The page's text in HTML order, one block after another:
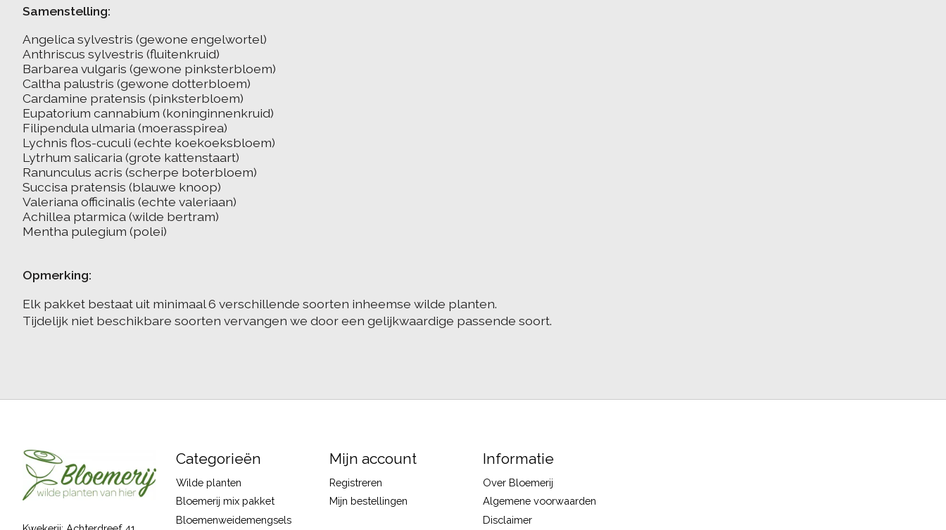
Samenstelling:
Angelica sylvestris (gewone engelwortel)
Anthriscus sylvestris (fluitenkruid)
Barbarea vulgaris (gewone pinksterbloem)
Caltha palustris (gewone dotterbloem)
Cardamine pratensis (pinksterbloem)
Eupatorium cannabium (koninginnenkruid)
Filipendula ulmaria (moerasspirea)
Lychnis flos-cuculi (echte koekoeksbloem)
Lytrhum salicaria (grote kattenstaart)
Ranunculus acris (scherpe boterbloem)
Succisa pratensis (blauwe knoop)
Valeriana officinalis (echte valeriaan)
Achillea ptarmica (wilde bertram)
Mentha pulegium (polei)
Opmerking:
Elk pakket bestaat uit minimaal 6 verschillende soorten inheemse wilde planten.
Tijdelijk niet beschikbare soorten vervangen we door een gelijkwaardige passende soort.
Categorieën
Wilde planten
Bloemerij mix pakket
Bloemenweidemengsels
Mijn account
Registreren
Mijn bestellingen
Informatie
Over Bloemerij
Algemene voorwaarden
Disclaimer